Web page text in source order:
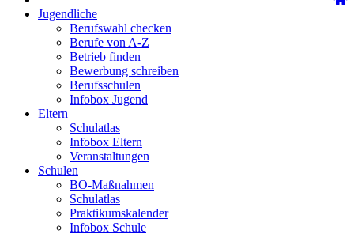
Main
navigation
Jugendliche
Berufswahl checken
Berufe von A-Z
Betrieb finden
Bewerbung schreiben
Berufsschulen
Infobox Jugend
Eltern
Schulatlas
Infobox Eltern
Veranstaltungen
Schulen
BO-Maßnahmen
Schulatlas
Praktikumskalender
Infobox Schule